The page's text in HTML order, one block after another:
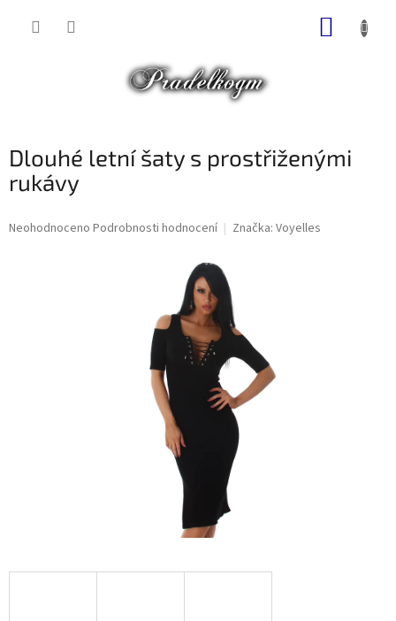
Dlouhé letní šaty s prostřiženými
rukávy
Průměrné
Neohodnoceno Podrobnosti hodnocení Značka: Voyelles